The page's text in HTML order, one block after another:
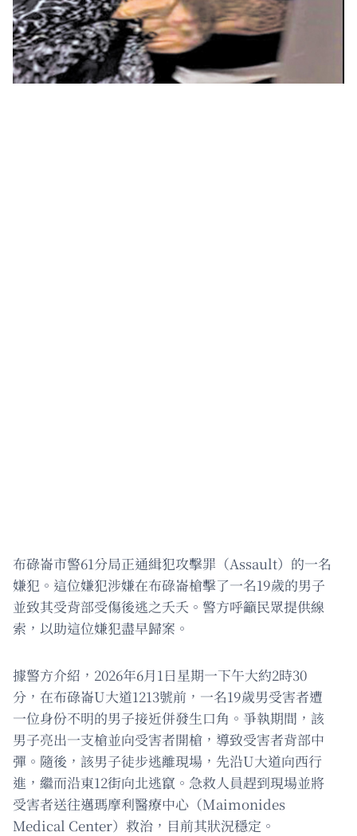
布碌崙市警61分局正通緝犯攻擊罪（Assault）的一名
嫌犯。這位嫌犯涉嫌在布碌崙槍擊了一名19歲的男子
並致其受背部受傷後逃之夭夭。警方呼籲民眾提供線
索，以助這位嫌犯盡早歸案。
據警方介紹，2026年6月1日星期一下午大約2時30
分，在布碌崙U大道1213號前，一名19歲男受害者遭
一位身份不明的男子接近併發生口角。爭執期間，該
男子亮出一支槍並向受害者開槍，導致受害者背部中
彈。隨後，該男子徒步逃離現場，先沿U大道向西行
進，繼而沿東12街向北逃竄。急救人員趕到現場並將
受害者送往邁瑪摩利醫療中心（Maimonides
Medical Center）救治，目前其狀況穩定。